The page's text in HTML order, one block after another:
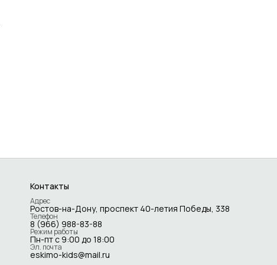
Контакты
Адрес
Ростов-на-Дону, проспект 40-летия Победы, 338
Телефон
8 (966) 988-83-88
Режим работы
Пн-пт с 9:00 до 18:00
Эл. почта
eskimo-kids@mail.ru